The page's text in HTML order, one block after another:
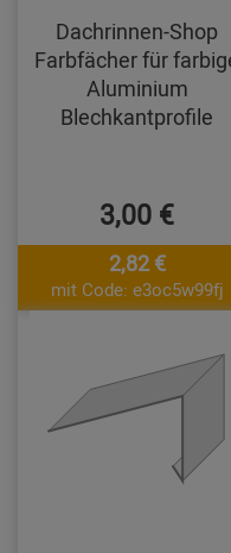
Dachrinnen-Shop
Farbfächer für
Aluminium
Blechkantprofile
3,00 €
2,82 €
mit Code: e3oc5w99fj